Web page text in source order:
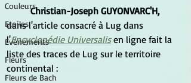
Couleurs
Etoiles
Evénements
Fleurs
Fleurs de Bach
Christian-Joseph GUYONVARC'H,
dans l'article consacré à Lug dans
l'Encyclopédie Universalis en ligne fait la
liste des traces de Lug sur le territoire
continental :